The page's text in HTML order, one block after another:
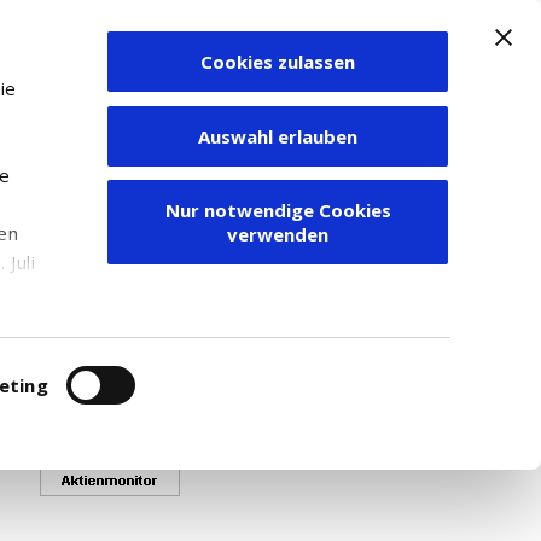
Juli
Cookies zulassen
Auswahl erlauben
Nur notwendige Cookies
verwenden
Zum Depot
Kurse angezeigt werden.
80 999.